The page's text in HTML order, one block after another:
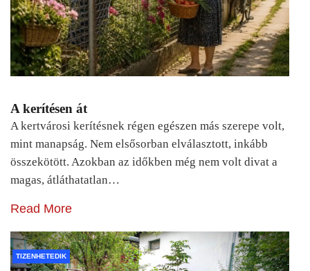
A kerítésen át
A kertvárosi kerítésnek régen egészen más szerepe volt,
mint manapság. Nem elsősorban elválasztott, inkább
összekötött. Azokban az időkben még nem volt divat a
magas, átláthatatlan…
Read More
TIZENHETEDIK